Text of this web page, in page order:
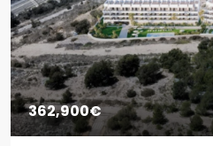
362,900€